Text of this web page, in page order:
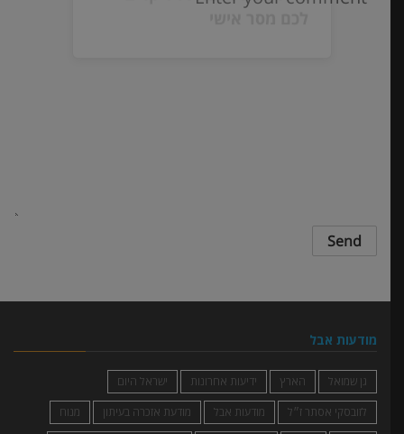
מודעות אבל
גן שמואל הארץ ידיעות אחרונות
ישראל היום
לזובסקי אסתר ז״ל
מודעות אבל מודעת אזכרה בעיתון
מנוח